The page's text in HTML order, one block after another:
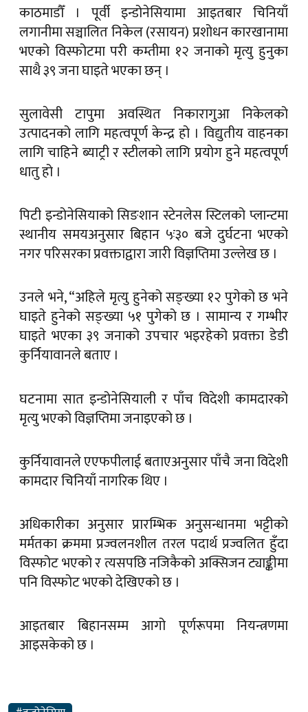
काठमाडौँ । पूर्वी इन्डोनेसियामा आइतबार चिनियाँ
लगानीमा सञ्चालित निकेल (रसायन) प्रशोधन कारखानामा
भएको विस्फोटमा परी कम्तीमा १२ जनाको मृत्यु हुनुका
साथै ३९ जना घाइते भएका छन् ।
सुलावेसी टापुमा अवस्थित निकारागुआ निकेलको
उत्पादनको लागि महत्वपूर्ण केन्द्र हो । विद्युतीय वाहनका
लागि चाहिने ब्याट्री र स्टीलको लागि प्रयोग हुने महत्वपूर्ण
धातु हो ।
पिटी इन्डोनेसियाको सिङशान स्टेनलेस स्टिलको प्लान्टमा
स्थानीय समयअनुसार बिहान ५ः३० बजे दुर्घटना भएको
नगर परिसरका प्रवक्ताद्वारा जारी विज्ञप्तिमा उल्लेख छ ।
उनले भने, “अहिले मृत्यु हुनेको सङ्ख्या १२ पुगेको छ भने
घाइते हुनेको सङ्ख्या ५१ पुगेको छ । सामान्य र गम्भीर
घाइते भएका ३९ जनाको उपचार भइरहेको प्रवक्ता डेडी
कुर्नियावानले बताए ।
घटनामा सात इन्डोनेसियाली र पाँच विदेशी कामदारको
मृत्यु भएको विज्ञप्तिमा जनाइएको छ ।
कुर्नियावानले एएफपीलाई बताएअनुसार पाँचै जना विदेशी
कामदार चिनियाँ नागरिक थिए ।
अधिकारीका अनुसार प्रारम्भिक अनुसन्धानमा भट्टीको
मर्मतका क्रममा प्रज्वलनशील तरल पदार्थ प्रज्वलित हुँदा
विस्फोट भएको र त्यसपछि नजिकैको अक्सिजन ट्याङ्कीमा
पनि विस्फोट भएको देखिएको छ ।
आइतबार बिहानसम्म आगो पूर्णरूपमा नियन्त्रणमा
आइसकेको छ ।